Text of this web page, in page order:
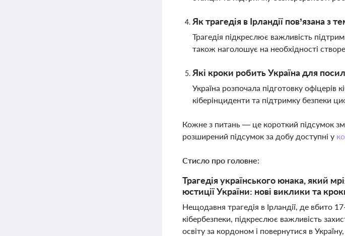
Як трагедія в Ірландії пов’язана з
Трагедія підкреслює важливість
також наголошує на необхідності
Які кроки робить Україна для
Україна розпочала підготовку офіцерів
кіберінциденти та підтримку безпеки
Кожне з питань — це короткий підсумок
розширений підсумок за добу доступні у
Стисло про головне:
Трагедія українського юнака, який
юстиції України: нові виклики та
Нещодавня трагедія в Ірландії, де вбито
кібербезпеки, підкреслює важливість
освіту за кордоном і повернутися в